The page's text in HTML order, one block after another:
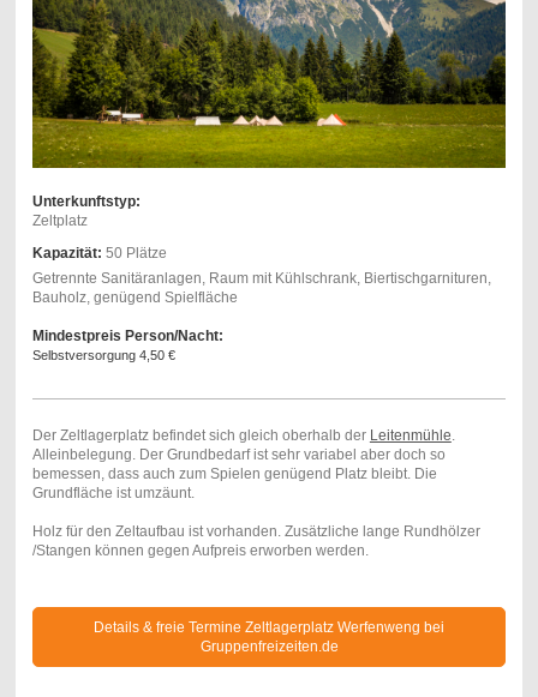
Unterkunftstyp:
Zeltplatz
Kapazität: 50 Plätze
Getrennte Sanitäranlagen, Raum mit Kühlschrank, Biertischgarnituren,
Bauholz, genügend Spielfläche
Mindestpreis Person/Nacht:
Selbstversorgung 4,50 €
Der Zeltlagerplatz befindet sich gleich oberhalb der Leitenmühle.
Alleinbelegung. Der Grundbedarf ist sehr variabel aber doch so
bemessen, dass auch zum Spielen genügend Platz bleibt. Die
Grundfläche ist umzäunt.
Holz für den Zeltaufbau ist vorhanden. Zusätzliche lange Rundhölzer
/Stangen können gegen Aufpreis erworben werden.
Details & freie Termine Zeltlagerplatz Werfenweng bei
Gruppenfreizeiten.de